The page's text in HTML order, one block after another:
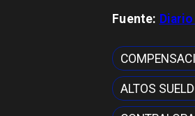
Fuente:
ALTOS